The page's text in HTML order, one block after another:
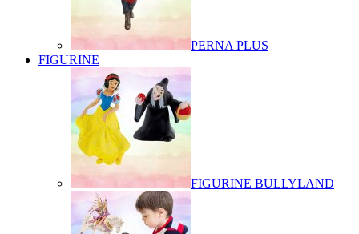
PERNA PLUS
FIGURINE
FIGURINE BULLYLAND